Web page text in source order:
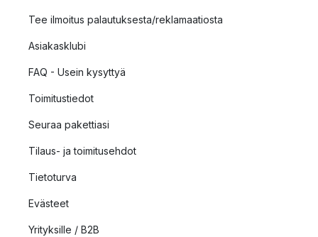
Tee ilmoitus palautuksesta/reklamaatiosta
Asiakasklubi
FAQ - Usein kysyttyä
Toimitustiedot
Seuraa pakettiasi
Tilaus- ja toimitusehdot
Tietoturva
Evästeet
Yrityksille / B2B